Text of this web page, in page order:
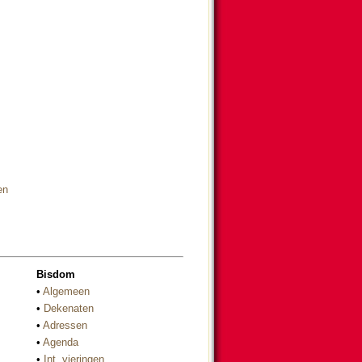
Bisdom
• Algemeen
• Dekenaten
• Adressen
• Agenda
• Int. vieringen